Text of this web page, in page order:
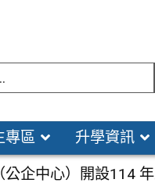
專區 升學資訊
企中心）開設114